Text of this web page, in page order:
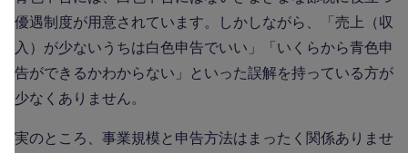
優遇制度が用意されています。しかしながら、「売上（収
入）が少ないうちは白色申告でいい」「いくらから青色申
告ができるかわからない」といった誤解を持っている方が
少なくありません。
実のところ、事業規模と申告方法はまったく関係ありませ